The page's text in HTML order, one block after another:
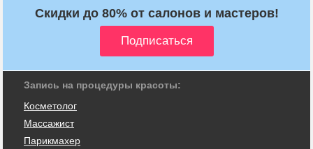
Скидки до 80% от салонов и мастеров!
Запись на процедуры красоты:
Косметолог
Массажист
Парикмахер